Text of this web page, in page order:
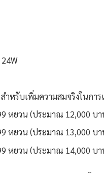
หรับเพิ่มความสมจริงในการ
หยวน (ประมาณ 12,000 บ
หยวน (ประมาณ 13,000 บ
หยวน (ประมาณ 14,000 บ